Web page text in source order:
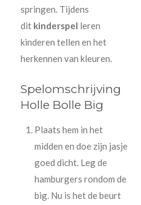
springen. Tijdens
dit kinderspel leren
kinderen tellen en het
herkennen van kleuren.
Spelomschrijving
Holle Bolle Big
Plaats hem in het
midden en doe zijn jasje
goed dicht. Leg de
hamburgers rondom de
big. Nu is het de beurt